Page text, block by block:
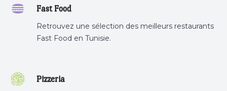
Fast Food
Retrouvez une sélection des meilleurs restaurants
Fast Food en Tunisie.
Pizzeria